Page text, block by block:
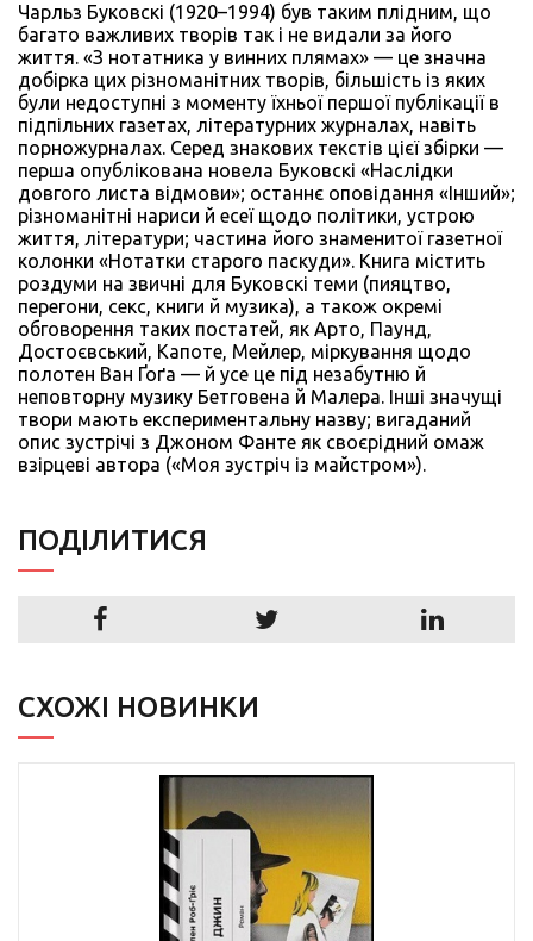
Чарльз Буковскі (1920–1994) був таким плідним, що
багато важливих творів так і не видали за його
життя. «З нотатника у винних плямах» — це значна
добірка цих різноманітних творів, більшість із яких
були недоступні з моменту їхньої першої публікації в
підпільних газетах, літературних журналах, навіть
порножурналах. Серед знакових текстів цієї збірки —
перша опублікована новела Буковскі «Наслідки
довгого листа відмови»; останнє оповідання «Інший»;
різноманітні нариси й есеї щодо політики, устрою
життя, літератури; частина його знаменитої газетної
колонки «Нотатки старого паскуди». Книга містить
роздуми на звичні для Буковскі теми (пияцтво,
перегони, секс, книги й музика), а також окремі
обговорення таких постатей, як Арто, Паунд,
Достоєвський, Капоте, Мейлер, міркування щодо
полотен Ван Ґоґа — й усе це під незабутню й
неповторну музику Бетговена й Малера. Інші значущі
твори мають експериментальну назву; вигаданий
опис зустрічі з Джоном Фанте як своєрідний омаж
взірцеві автора («Моя зустріч із майстром»).
ПОДIЛИТИСЯ
СХОЖІ НОВИНКИ